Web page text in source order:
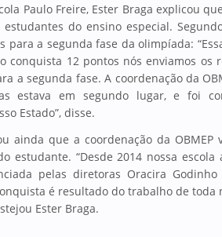
Paulo Freire, Ester Braga explicou
do ensino especial.
para a segunda fase da olimpíada:
conquista 12 pontos nós enviamos
a segunda fase. A coordenação da
estava em segundo lugar, e foi
Estado”, disse.
ainda que a coordenação da
estudante. “Desde 2014 nossa
pelas diretoras Oracira
é resultado do trabalho de toda
Ester Braga.